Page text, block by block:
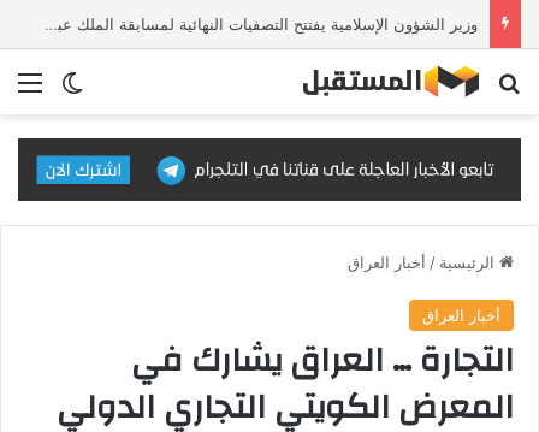
وزير الشؤون الإسلامية يفتتح التصفيات النهائية لمسابقة الملك عبدالعزيز الدولية للقرآن الكريم في دورتها الـ46
الوضع بحث عن
الرئيسية / أخبار العراق
أخبار العراق
التجارة … العراق يشارك في
المعرض الكويتي التجاري الدولي